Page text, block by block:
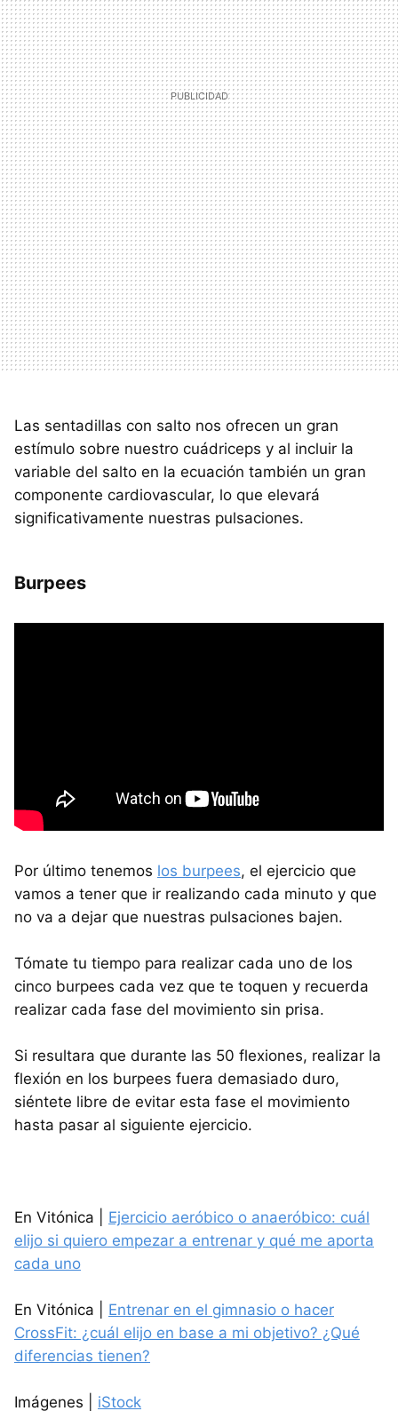
Las sentadillas con salto nos ofrecen un gran
estímulo sobre nuestro cuádriceps y al incluir la
variable del salto en la ecuación también un gran
componente cardiovascular, lo que elevará
significativamente nuestras pulsaciones.
Burpees
Por último tenemos los burpees, el ejercicio que
vamos a tener que ir realizando cada minuto y que
no va a dejar que nuestras pulsaciones bajen.
Tómate tu tiempo para realizar cada uno de los
cinco burpees cada vez que te toquen y recuerda
realizar cada fase del movimiento sin prisa.
Si resultara que durante las 50 flexiones, realizar la
flexión en los burpees fuera demasiado duro,
siéntete libre de evitar esta fase el movimiento
hasta pasar al siguiente ejercicio.
En Vitónica | Ejercicio aeróbico o anaeróbico: cuál
elijo si quiero empezar a entrenar y qué me aporta
cada uno
En Vitónica | Entrenar en el gimnasio o hacer
CrossFit: ¿cuál elijo en base a mi objetivo? ¿Qué
diferencias tienen?
Imágenes | iStock